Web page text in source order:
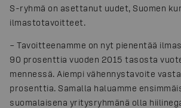
S-ryhmä on asettanut uudet, Suomen
ilmastotavoitteet.
– Tavoitteenamme on nyt pienentää
90 prosenttia vuoden 2015 tasosta
mennessä. Aiempi vähennystavoite
prosenttia. Samalla haluamme
suomalaisena yritysryhmänä olla